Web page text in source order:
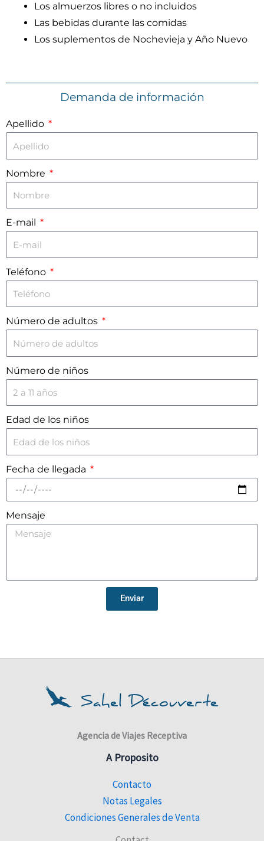
Los almuerzos libres o no incluidos
Las bebidas durante las comidas
Los suplementos de Nochevieja y Año Nuevo
Demanda de información
Apellido
Nombre
E-mail
Teléfono
Número de adultos
Número de niños
Edad de los niños
Fecha de llegada
Mensaje
Enviar
Agencia de Viajes Receptiva
A Proposito
Contacto
Notas Legales
Condiciones Generales de Venta